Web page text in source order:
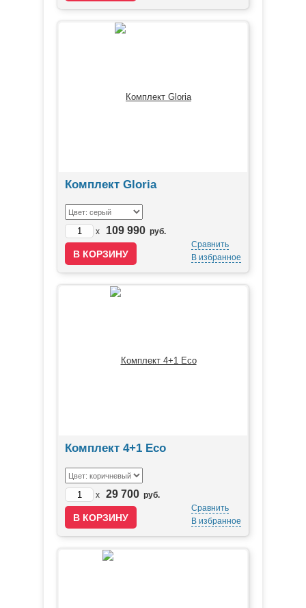
Комплект Gloria
x 109 990 руб.
Сравнить
В избранное
Комплект 4+1 Eco
x 29 700 руб.
Сравнить
В избранное